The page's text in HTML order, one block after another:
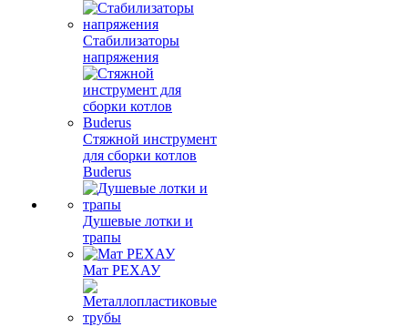
Стабилизаторы
напряжения
Стяжной инструмент
для сборки котлов
Buderus
Душевые лотки и
трапы
Мат РЕХАУ